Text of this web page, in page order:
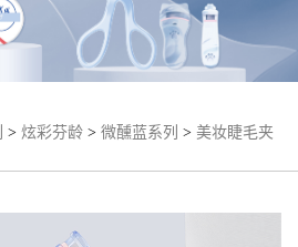
> 炫彩芬龄> 微醺蓝系列 > 美妆睫毛夹